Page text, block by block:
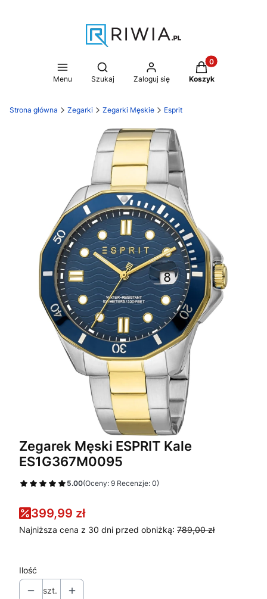
Menu
Otwórz wyszukiwarkę
Szukaj Zaloguj się
Produkty w
Koszyk
Strona główna Zegarki Zegarki Męskie Esprit
Zegarek Męski ESPRIT Kale
ES1G367M0095
5.00(Oceny: 9 Recenzje: 0)
399,99 zł
Najniższa cena z 30 dni przed obniżką: 789,00 zł
Ilość
szt.